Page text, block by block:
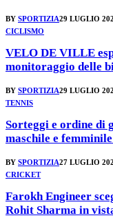
BY SPORTIZIA29 LUGLIO
CICLISMO
VELO DE VILLE
monitoraggio delle
BY SPORTIZIA29 LUGLIO
TENNIS
Sorteggi e ordine di
maschile e
BY SPORTIZIA27 LUGLIO
CRICKET
Farokh Engineer
Rohit Sharma in